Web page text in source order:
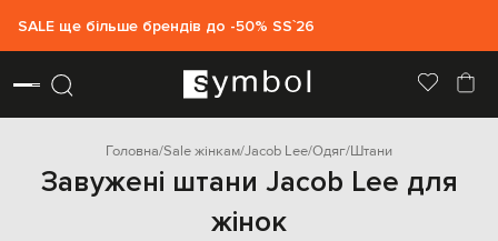
SALE ще більше брендів до -50% SS`26
Головна Sale жінкам Jacob Lee Одяг Штани
Завужені штани Jacob Lee для
жінок